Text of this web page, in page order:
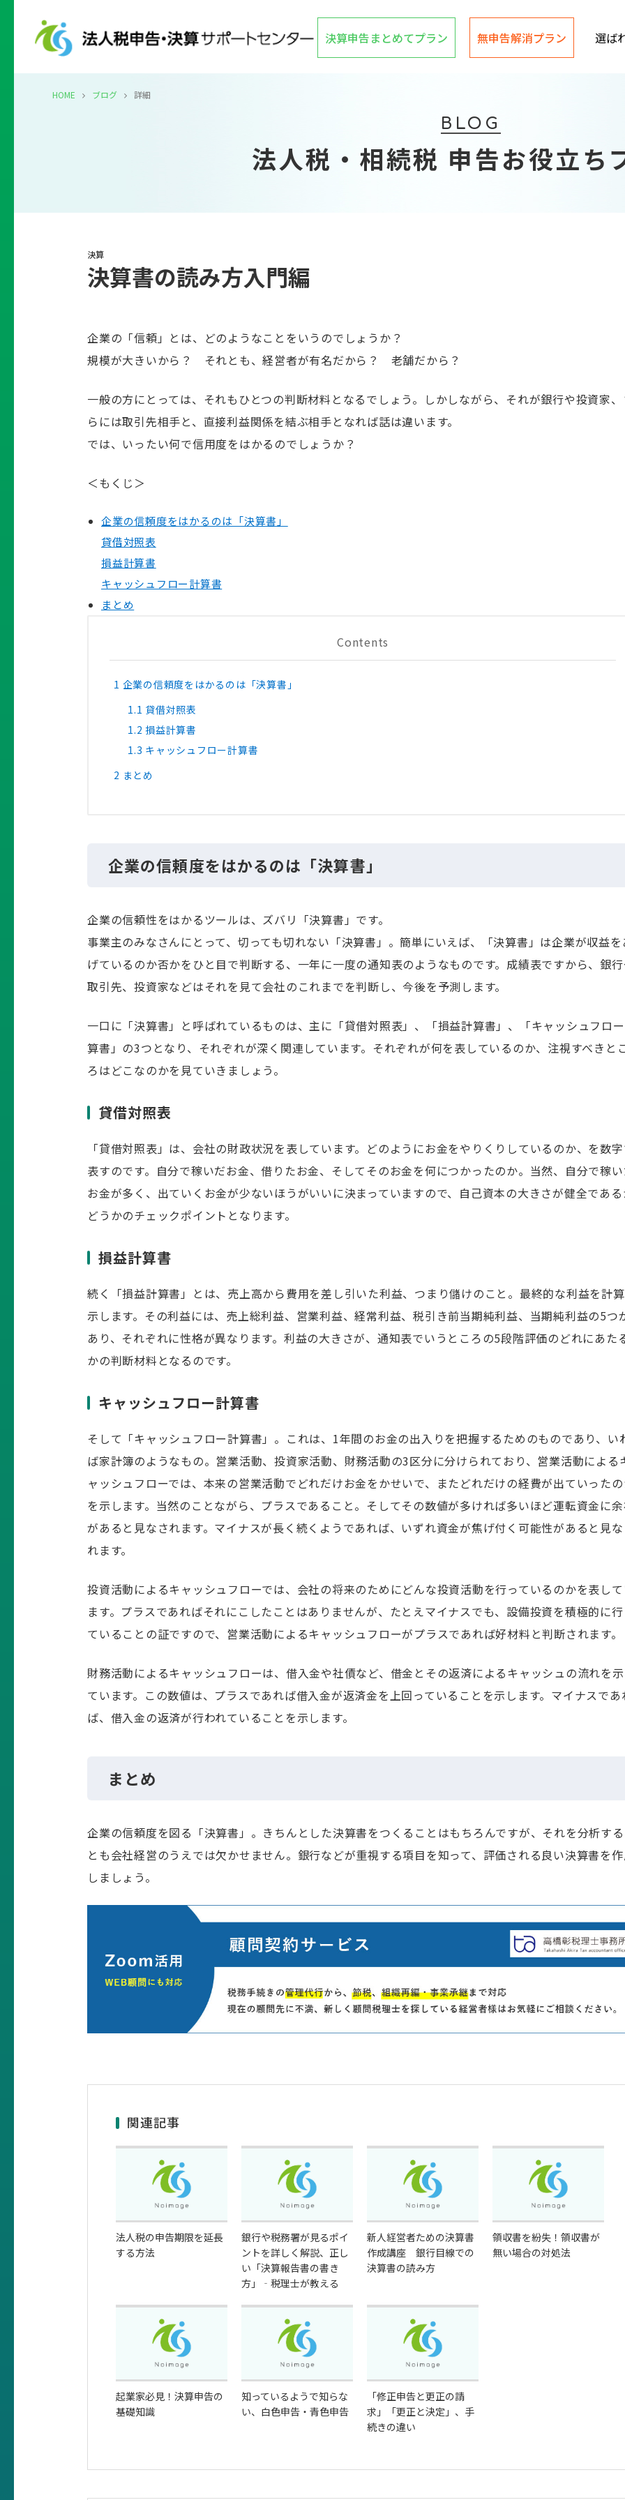
決算申告まとめてプラン 無申告解消プラン 選ば
HOME ブログ 詳細
BLOG
法人税・相続税 申告お役立ち
決算
決算書の読み方入門編
企業の「信頼」とは、どのようなことをいうのでしょうか？
規模が大きいから？ それとも、経営者が有名だから？ 老舗だから？
一般の方にとっては、それもひとつの判断材料となるでしょう。しかしながら、それが銀行や投資家
らには取引先相手と、直接利益関係を結ぶ相手となれば話は違います。
では、いったい何で信用度をはかるのでしょうか？
＜もくじ＞
企業の信頼度をはかるのは「決算書」
貸借対照表
損益計算書
キャッシュフロー計算書
まとめ
Contents
1 企業の信頼度をはかるのは「決算書」
1.1 貸借対照表
1.2 損益計算書
1.3 キャッシュフロー計算書
2 まとめ
企業の信頼度をはかるのは「決算書」
企業の信頼性をはかるツールは、ズバリ「決算書」です。
事業主のみなさんにとって、切っても切れない「決算書」。簡単にいえば、「決算書」は企業が収益を
げているのか否かをひと目で判断する、一年に一度の通知表のようなものです。成績表ですから、銀
取引先、投資家などはそれを見て会社のこれまでを判断し、今後を予測します。
一口に「決算書」と呼ばれているものは、主に「貸借対照表」、「損益計算書」、「キャッシュフロ
算書」の3つとなり、それぞれが深く関連しています。それぞれが何を表しているのか、注視すべきと
ろはどこなのかを見ていきましょう。
貸借対照表
「貸借対照表」は、会社の財政状況を表しています。どのようにお金をやりくりしているのか、を数
表すのです。自分で稼いだお金、借りたお金、そしてそのお金を何につかったのか。当然、自分で稼
お金が多く、出ていくお金が少ないほうがいいに決まっていますので、自己資本の大きさが健全であ
どうかのチェックポイントとなります。
損益計算書
続く「損益計算書」とは、売上高から費用を差し引いた利益、つまり儲けのこと。最終的な利益を計
示します。その利益には、売上総利益、営業利益、経常利益、税引き前当期純利益、当期純利益の5つ
あり、それぞれに性格が異なります。利益の大きさが、通知表でいうところの5段階評価のどれにあた
かの判断材料となるのです。
キャッシュフロー計算書
そして「キャッシュフロー計算書」。これは、1年間のお金の出入りを把握するためのものであり、い
ば家計簿のようなもの。営業活動、投資家活動、財務活動の3区分に分けられており、営業活動による
ャッシュフローでは、本来の営業活動でどれだけお金をかせいで、またどれだけの経費が出ていった
を示します。当然のことながら、プラスであること。そしてその数値が多ければ多いほど運転資金に
があると見なされます。マイナスが長く続くようであれば、いずれ資金が焦げ付く可能性があると見
れます。
投資活動によるキャッシュフローでは、会社の将来のためにどんな投資活動を行っているのかを表し
ます。プラスであればそれにこしたことはありませんが、たとえマイナスでも、設備投資を積極的に
ていることの証ですので、営業活動によるキャッシュフローがプラスであれば好材料と判断されます。
財務活動によるキャッシュフローは、借入金や社債など、借金とその返済によるキャッシュの流れを
ています。この数値は、プラスであれば借入金が返済金を上回っていることを示します。マイナスであ
ば、借入金の返済が行われていることを示します。
まとめ
企業の信頼度を図る「決算書」。きちんとした決算書をつくることはもちろんですが、それを分析す
とも会社経営のうえでは欠かせません。銀行などが重視する項目を知って、評価される良い決算書を
しましょう。
関連記事
法人税の申告期限を延長
する方法
銀行や税務署が見るポイ
ントを詳しく解説、正し
い「決算報告書の書き
方」‐税理士が教える
新人経営者ための決算書
作成講座 銀行目線での
決算書の読み方
領収書を紛失！領収書が
無い場合の対処法
起業家必見！決算申告の
基礎知識
知っているようで知らな
い、白色申告・青色申告
「修正申告と更正の請
求」「更正と決定」、手
続きの違い